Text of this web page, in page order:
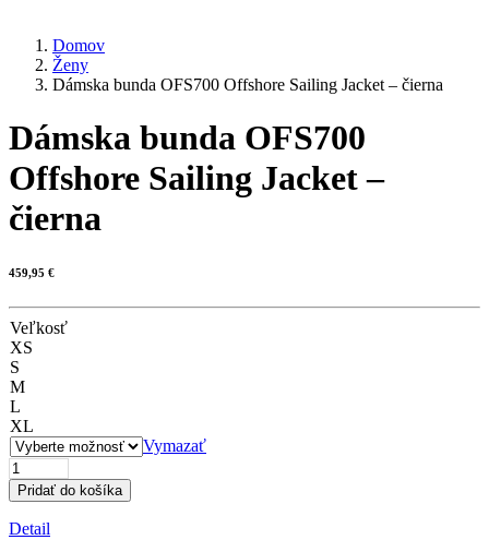
Domov
Ženy
Dámska bunda OFS700 Offshore Sailing Jacket – čierna
Dámska bunda OFS700
Offshore Sailing Jacket –
čierna
459,95 €
Veľkosť
XS
S
M
L
XL
Vymazať
množstvo
Dámska
bunda
OFS700
Pridať do košíka
Detail